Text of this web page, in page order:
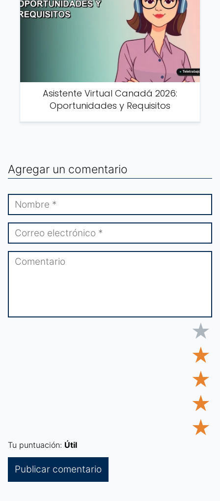
Asistente Virtual Canadá 2026:
Oportunidades y Requisitos
Agregar un comentario
★
★
★
★
★
Tu puntuación: Útil